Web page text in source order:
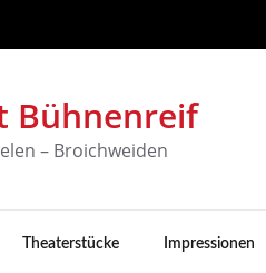
Bühnenreif
– Broichweiden
Theaterstücke Impressionen